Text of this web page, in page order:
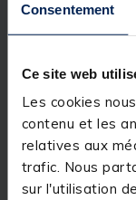
Consentement
Ce site web
Les cookies
contenu et les
relatives aux
trafic. Nous
sur l'utilisation
Ces lunettes
abordables.